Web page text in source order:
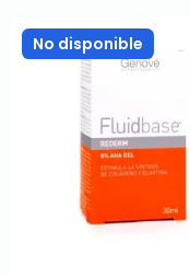
No disponible